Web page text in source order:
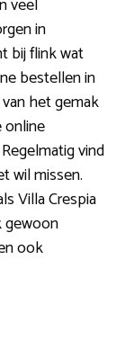
veel
in
bij flink wat
bestellen in
het gemak
online
vind
wil missen.
Villa Crespia
gewoon
ook